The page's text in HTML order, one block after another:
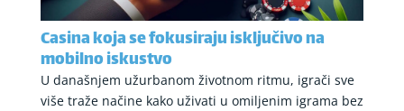
Casina koja se fokusiraju isključivo na
mobilno iskustvo
U današnjem užurbanom životnom ritmu, igrači sve
više traže načine kako uživati u omiljenim igrama bez